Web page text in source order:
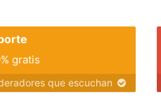
gratis
que escuchan